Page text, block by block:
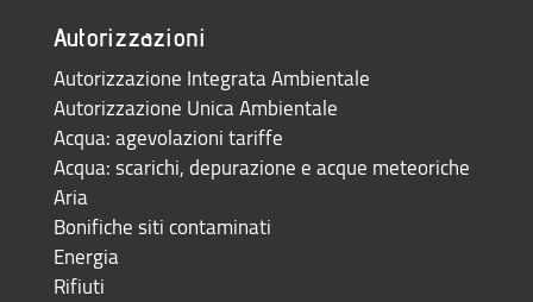
Autorizzazioni
Autorizzazione Integrata Ambientale
Autorizzazione Unica Ambientale
Acqua: agevolazioni tariffe
Acqua: scarichi, depurazione e acque meteoriche
Aria
Bonifiche siti contaminati
Energia
Rifiuti